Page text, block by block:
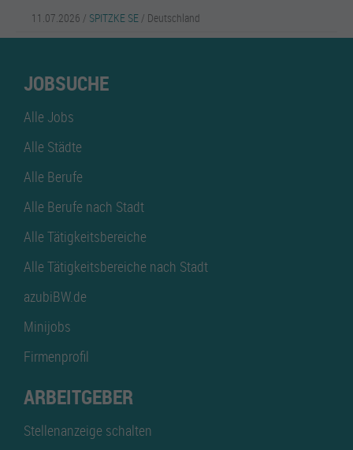
11.07.2026 / SPITZKE SE / Deutschland
JOBSUCHE
Alle Jobs
Alle Städte
Alle Berufe
Alle Berufe nach Stadt
Alle Tätigkeitsbereiche
Alle Tätigkeitsbereiche nach Stadt
azubiBW.de
Minijobs
Firmenprofil
ARBEITGEBER
Stellenanzeige schalten